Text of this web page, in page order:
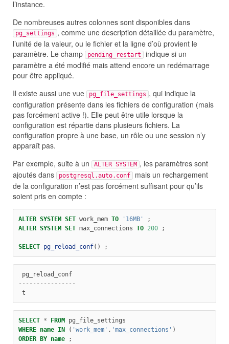
l’instance.
De nombreuses autres colonnes sont disponibles dans
pg_settings , comme une description détaillée du paramètre,
l’unité de la valeur, ou le fichier et la ligne d’où provient le
paramètre. Le champ
pending_restart
indique si un
paramètre a été modifié mais attend encore un redémarrage
pour être appliqué.
Il existe aussi une vue
pg_file_settings , qui indique la
configuration présente dans les fichiers de configuration (mais
pas forcément active !). Elle peut être utile lorsque la
configuration est répartie dans plusieurs fichiers. La
configuration propre à une base, un rôle ou une session n’y
apparaît pas.
Par exemple, suite à un
ALTER SYSTEM , les paramètres sont
ajoutés dans
postgresql.auto.conf
mais un rechargement
de la configuration n’est pas forcément suffisant pour qu’ils
soient pris en compte :
ALTER SYSTEM SET work_mem TO '16MB '
;
ALTER SYSTEM SET max_connections TO 200 ;
SELECT pg_reload_conf() ;
pg_reload_conf
----------------
t
SELECT * FROM pg_file_settings
WHERE name IN ( 'work_mem ' , 'max_connections ' )
ORDER
BY name ;